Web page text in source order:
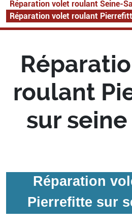
Réparation volet roulant Seine-
Réparation volet roulant
roulant
sur
Réparation
Pierrefitte sur